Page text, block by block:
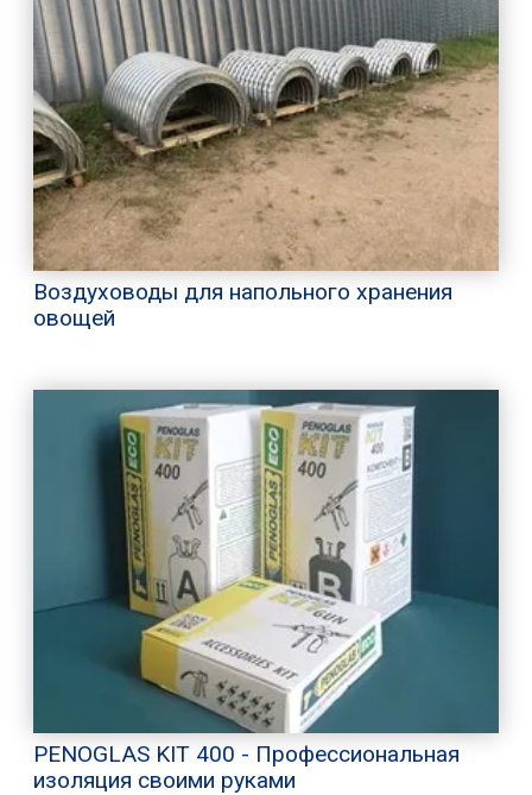
Воздуховоды для напольного хранения
овощей
PENOGLAS KIT 400 - Профессиональная
изоляция своими руками